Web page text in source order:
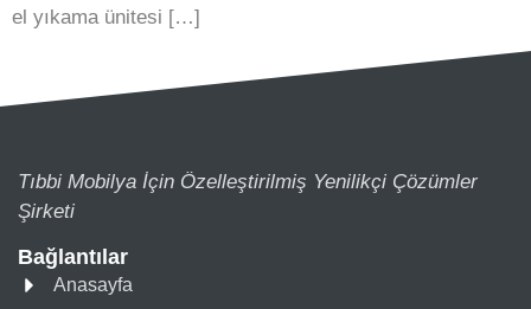
el yıkama ünitesi […]
Tıbbi Mobilya İçin Özelleştirilmiş Yenilikçi Çözümler
Şirketi
Bağlantılar
Anasayfa